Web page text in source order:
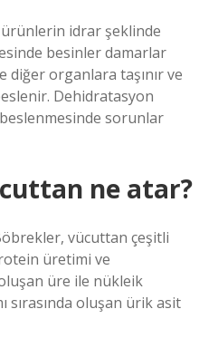
ürünlerin idrar şeklinde
besinler damarlar
diğer organlara taşınır ve
Dehidratasyon
sorunlar
ne atar?
vücuttan çeşitli
üretimi ve
oluşan üre ile nükleik
sırasında oluşan ürik asit